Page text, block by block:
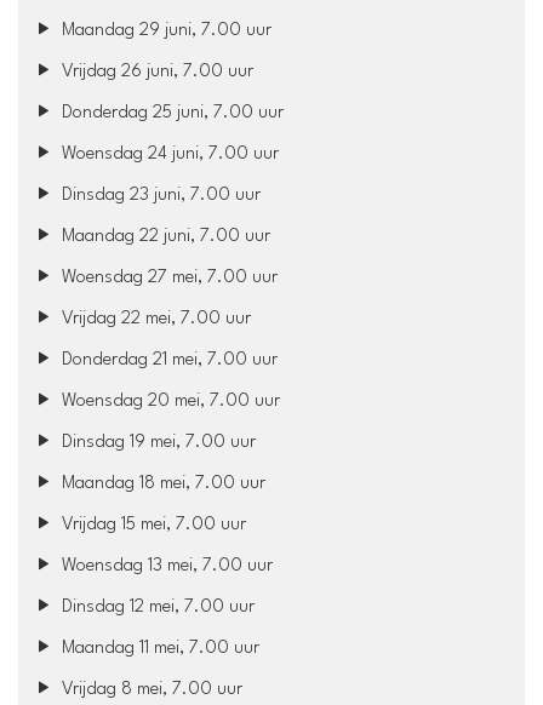
Maandag 29 juni, 7.00 uur
Vrijdag 26 juni, 7.00 uur
Donderdag 25 juni, 7.00 uur
Woensdag 24 juni, 7.00 uur
Dinsdag 23 juni, 7.00 uur
Maandag 22 juni, 7.00 uur
Woensdag 27 mei, 7.00 uur
Vrijdag 22 mei, 7.00 uur
Donderdag 21 mei, 7.00 uur
Woensdag 20 mei, 7.00 uur
Dinsdag 19 mei, 7.00 uur
Maandag 18 mei, 7.00 uur
Vrijdag 15 mei, 7.00 uur
Woensdag 13 mei, 7.00 uur
Dinsdag 12 mei, 7.00 uur
Maandag 11 mei, 7.00 uur
Vrijdag 8 mei, 7.00 uur